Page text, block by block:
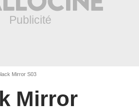
Mirror S03
Mirror